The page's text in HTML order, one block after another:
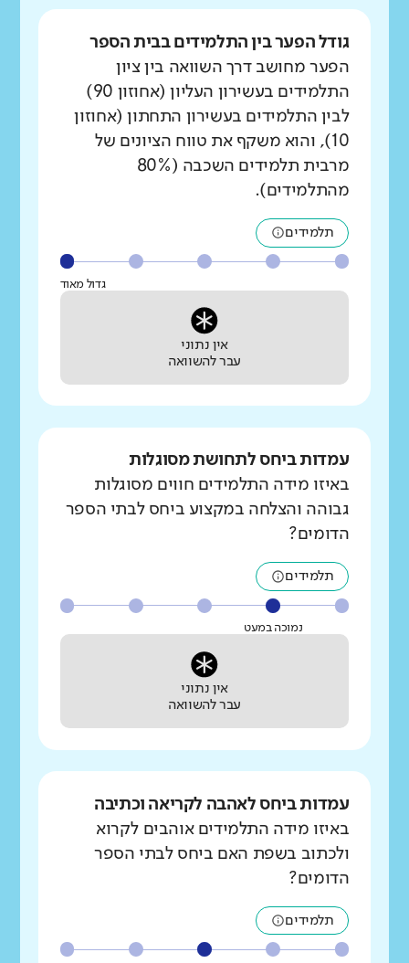
גודל הפער בין התלמידים בבית הספר
הפער מחושב דרך השוואה בין ציון
התלמידים בעשירון העליון (אחוזון 90)
לבין התלמידים בעשירון התחתון (אחוזון
10), והוא משקף את טווח הציונים של
מרבית תלמידים השכבה (80%
מהתלמידים).
תלמידים
גדול מאוד
אין נתוני
עבר להשוואה
עמדות ביחס לתחושת מסוגלות
באיזו מידה התלמידים חווים מסוגלות
גבוהה והצלחה במקצוע ביחס לבתי הספר
הדומים?
תלמידים
נמוכה במעט
אין נתוני
עבר להשוואה
עמדות ביחס לאהבה לקריאה וכתיבה
באיזו מידה התלמידים אוהבים לקרוא
ולכתוב בשפת האם ביחס לבתי הספר
הדומים?
תלמידים